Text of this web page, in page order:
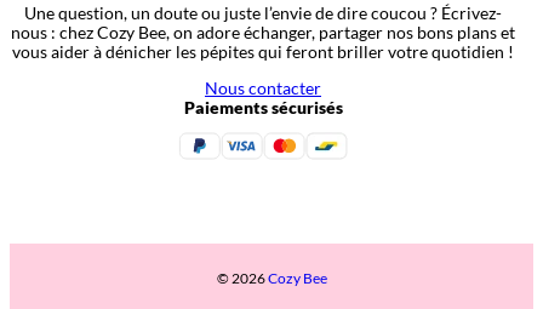
Une question, un doute ou juste l’envie de dire coucou ? Écrivez-
nous : chez Cozy Bee, on adore échanger, partager nos bons plans et
vous aider à dénicher les pépites qui feront briller votre quotidien !
Nous contacter
Paiements sécurisés
© 2026Cozy Bee